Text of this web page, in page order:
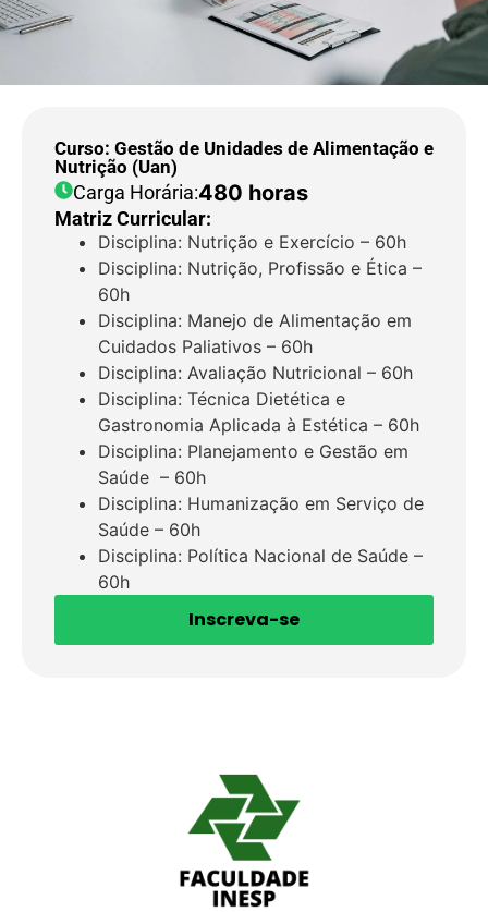
Curso: Gestão de Unidades de Alimentação e
Nutrição (Uan)
Carga Horária:480 horas
Matriz Curricular:
Disciplina: Nutrição e Exercício – 60h
Disciplina: Nutrição, Profissão e Ética –
60h
Disciplina: Manejo de Alimentação em
Cuidados Paliativos – 60h
Disciplina: Avaliação Nutricional – 60h
Disciplina: Técnica Dietética e
Gastronomia Aplicada à Estética – 60h
Disciplina: Planejamento e Gestão em
Saúde – 60h
Disciplina: Humanização em Serviço de
Saúde – 60h
Disciplina: Política Nacional de Saúde –
60h
Inscreva-se